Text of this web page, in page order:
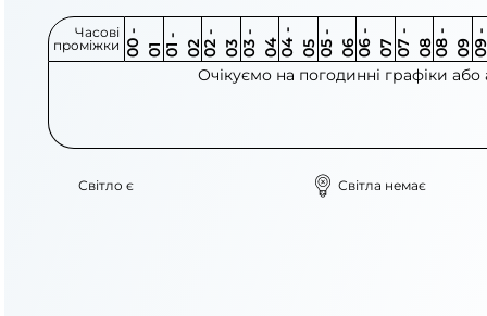
Часові
проміжки 0
0
-
0 1 0
1
-
0 2 0 2
-
0 3 0 3
-
0 4 0 4
-
0 5 0 5
-
0 6 0 6
-
0 7 0 7
-
0 8 0 8
-
0 9 0
9
-
1
Очікуємо на погодинні графіки
Світло є Світла немає